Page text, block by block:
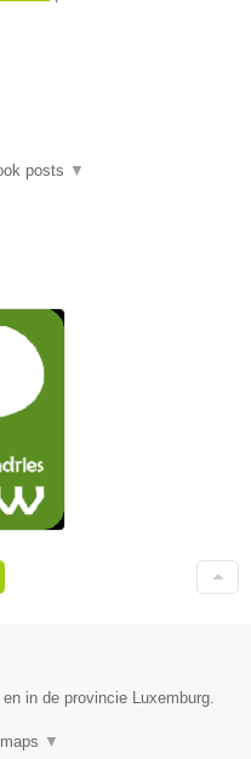
posts ▼
in de provincie Luxemburg.
▼